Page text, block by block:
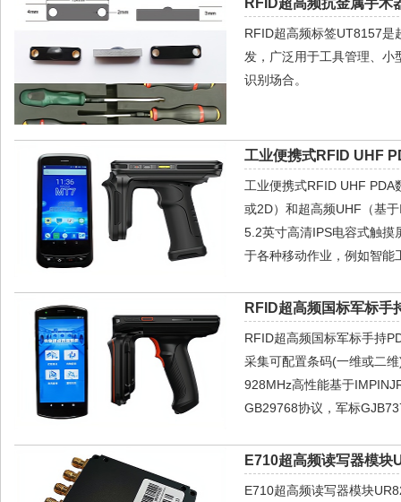
RFID超高频标签UT8157是
发，广泛用于工具管理、
识别场合。
工业便携式RFID UHF
工业便携式RFID UHF
或2D）和超高频UHF（基
5.2英寸高清IPS电容式触
于各种移动作业，例如智能
RFID超高频国标军标手
RFID超高频国标军标手持
采集可配置条码(一维或二
928MHz高性能基于
GB29768协议，军标
E710超高频读写器模块
E710超高频读写器模块